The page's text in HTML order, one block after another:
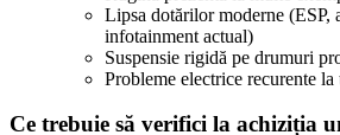
Lipsa dotărilor moderne (ESP,
infotainment actual)
Suspensie rigidă pe drumuri
Probleme electrice recurente
Ce trebuie să verifici la achiziția